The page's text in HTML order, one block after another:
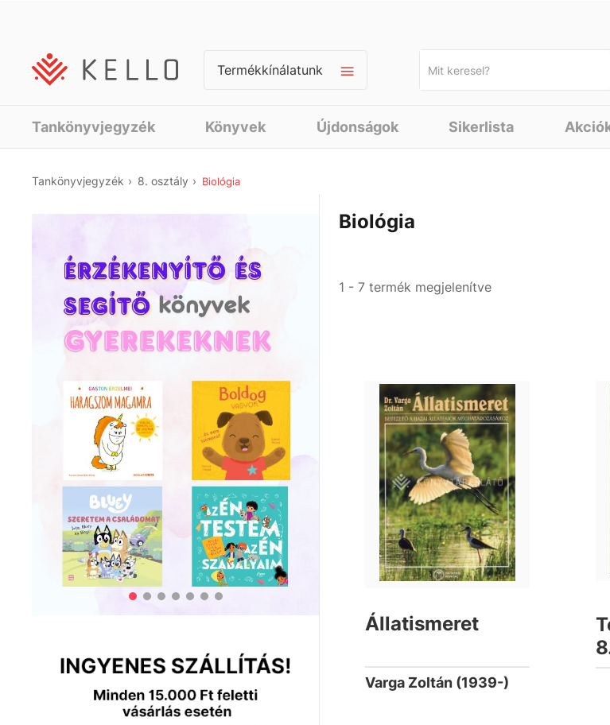
Termékkínálatunk
Tankönyvjegyzék Könyvek Újdonságok Sikerlista
Tankönyvjegyzék 8. osztály Biológia
Biológia
1 - 7 termék megjelenítve
Állatismeret
Varga Zoltán (1939-)